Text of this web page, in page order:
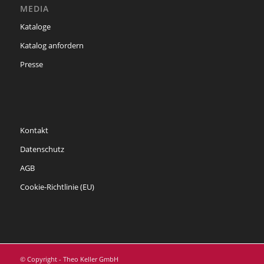
MEDIA
Kataloge
Katalog anfordern
Presse
Kontakt
Datenschutz
AGB
Cookie-Richtlinie (EU)
© Copyright - Theo Keller GmbH